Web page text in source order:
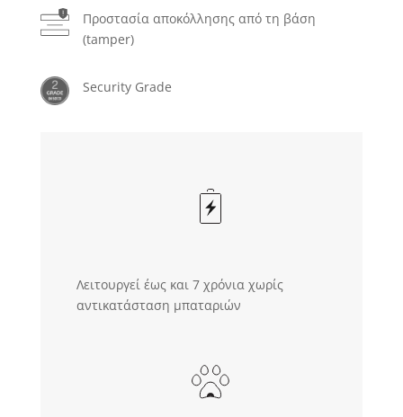
Προστασία αποκόλλησης από τη βάση
(tamper)
Security Grade
Λειτουργεί έως και 7 χρόνια χωρίς
αντικατάσταση μπαταριών